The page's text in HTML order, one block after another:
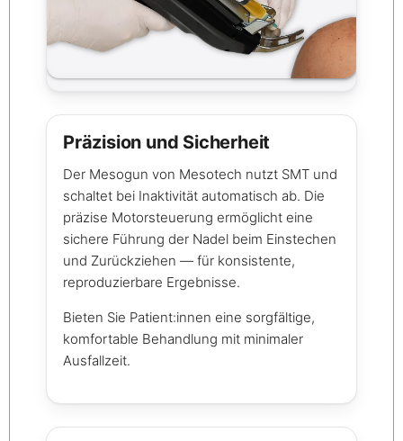
Präzision und Sicherheit
Der Mesogun von Mesotech nutzt SMT und
schaltet bei Inaktivität automatisch ab. Die
präzise Motorsteuerung ermöglicht eine
sichere Führung der Nadel beim Einstechen
und Zurückziehen — für konsistente,
reproduzierbare Ergebnisse.
Bieten Sie Patient:innen eine sorgfältige,
komfortable Behandlung mit minimaler
Ausfallzeit.